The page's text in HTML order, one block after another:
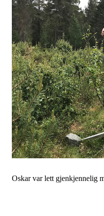
Oskar var lett gjenkjennelig